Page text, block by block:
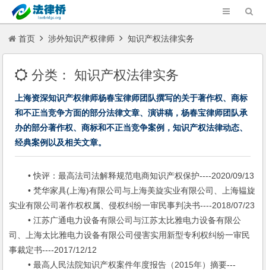
首页 涉外知识产权律师 知识产权法律实务
分类： 知识产权法律实务
上海资深知识产权律师杨春宝律师团队撰写的关于著作权、商标
和不正当竞争方面的部分法律文章、演讲稿，杨春宝律师团队承
办的部分著作权、商标和不正当竞争案例，知识产权法律动态、
经典案例以及相关文章。
• 快评：最高法司法解释规范电商知识产权保护----2020/09/13
• 梵华家具(上海)有限公司与上海美旋实业有限公司、上海韫旋
实业有限公司著作权权属、侵权纠纷一审民事判决书----2018/07/23
• 江苏广通电力设备有限公司与江苏太比雅电力设备有限公
司、上海太比雅电力设备有限公司侵害实用新型专利权纠纷一审民
事裁定书----2017/12/12
• 最高人民法院知识产权案件年度报告（2015年）摘要---